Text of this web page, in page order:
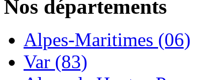
Nos départements
Alpes-Maritimes (06)
Var (83)